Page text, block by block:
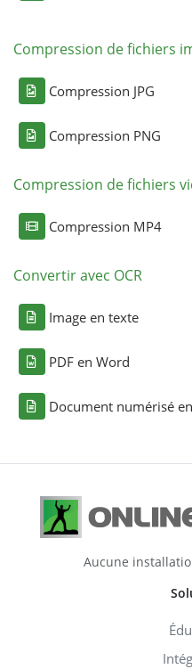
Compression de fichiers
Compression JPG
Compression PNG
Compression de fichiers
Compression MP4
Convertir avec OCR
Image en texte
PDF en Word
Document numérisé
Aucune